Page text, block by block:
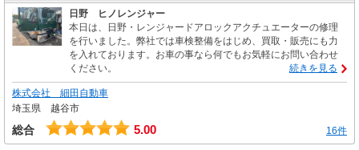
日野 ヒノレンジャー
本日は、日野・レンジャードアロックアクチュエーターの修理
を行いました。弊社では車検整備をはじめ、買取・販売にも力
を入れております。お車の事なら何でもお気軽にお問い合わせ
ください。
続きを見る
株式会社 細田自動車
埼玉県 越谷市
総合 5.00 16件